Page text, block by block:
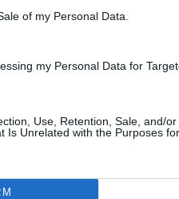
of my Personal Data.
my Personal Data for
Use, Retention, Sale, and/or
Is Unrelated with the Purposes